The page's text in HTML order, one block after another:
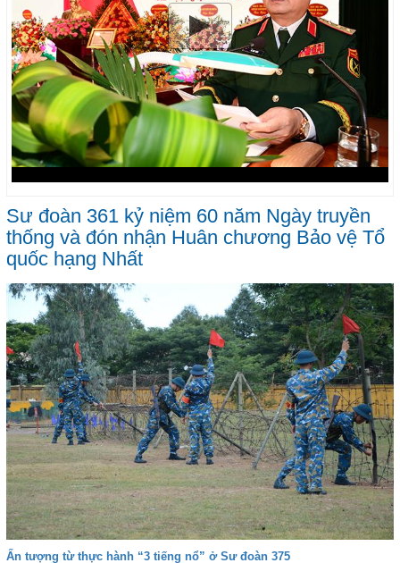
Sư đoàn 361 kỷ niệm 60 năm Ngày truyền
thống và đón nhận Huân chương Bảo vệ Tổ
quốc hạng Nhất
Ấn tượng từ thực hành “3 tiếng nổ” ở Sư đoàn 375